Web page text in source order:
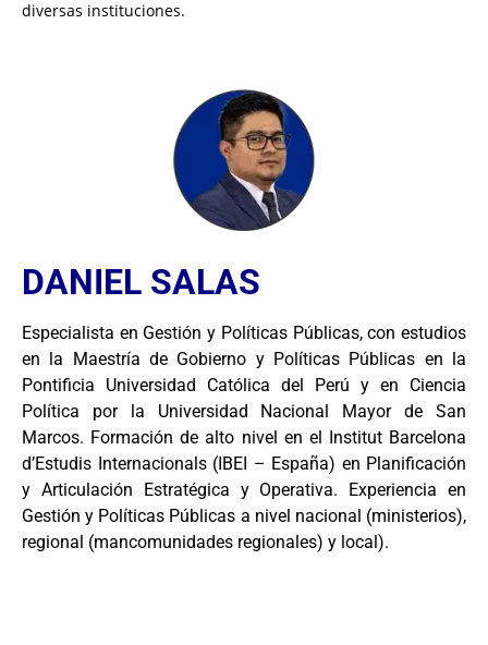
diversas instituciones.
DANIEL SALAS
Especialista en Gestión y Políticas Públicas, con estudios
en la Maestría de Gobierno y Políticas Públicas en la
Pontificia Universidad Católica del Perú y en Ciencia
Política por la Universidad Nacional Mayor de San
Marcos. Formación de alto nivel en el Institut Barcelona
d’Estudis Internacionals (IBEI – España) en Planificación
y Articulación Estratégica y Operativa. Experiencia en
Gestión y Políticas Públicas a nivel nacional (ministerios),
regional (mancomunidades regionales) y local).